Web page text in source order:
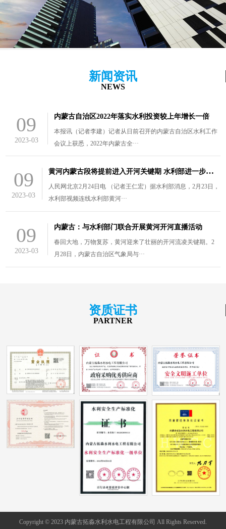
新闻资讯
NEWS
09
2023-03
内蒙古自治区2022年落实水利投资较上年增长一倍
本报讯（记者李建）记者从日前召开的内蒙古自治区水利工作
会议上获悉，2022年内蒙古全···
09
2023-03
黄
河内蒙古段将提前进入开河关键期 水利部进一步部署防凌工作
人民网北京2月24日电 （记者王仁宏）据水利部消息，2月23日，
水利部视频连线水利部黄河···
09
2023-03
内蒙古：与水利部门联合开展黄河开河直播活动
春回大地，万物复苏，黄河迎来了壮丽的开河流凌关键期。2
月28日，内蒙古自治区气象局与···
资质证书
PARTNER
Copyright © 2023 内蒙古拓淼水利水电工程有限公司 All Rights Reserved.